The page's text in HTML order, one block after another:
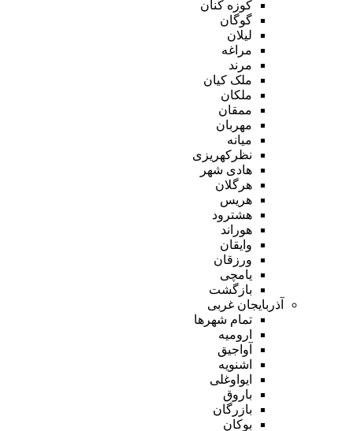
کوزه کنان
گوگان
لیلان
مراغه
مرند
ملک کیان
ملکان
ممقان
مهربان
میانه
نظرکهریزی
هادی شهر
هرگلان
هریس
هشترود
هوراند
وایقان
ورزقان
یامچی
بازگشت
آذربایجان غربی
تمام شهر‌ها
ارومیه
آواجیق
اشنویه
ایواوغلی
باروق
بازرگان
بوکان